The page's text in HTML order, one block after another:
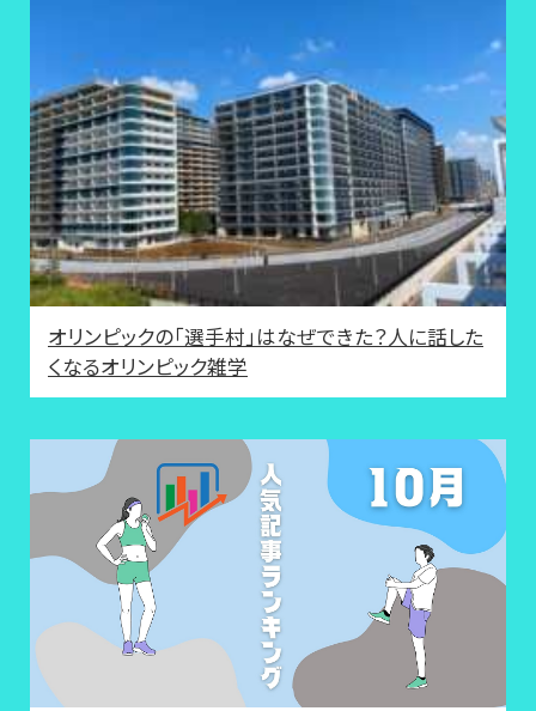
オリンピックの「選手村」はなぜできた？人に話した
くなるオリンピック雑学